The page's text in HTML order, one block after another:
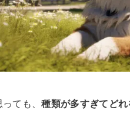
っても、種類が多すぎてど